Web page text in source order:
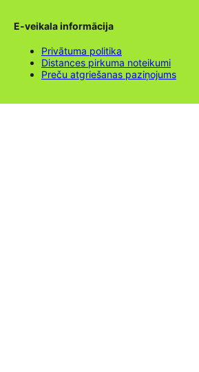
E-veikala informācija
Privātuma politika
Distances pirkuma noteikumi
Preču atgriešanas paziņojums